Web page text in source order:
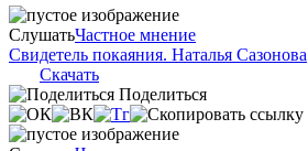
СлушатьЧастное мнение
Свидетель покаяния. Наталья Сазонова
Скачать
Поделиться